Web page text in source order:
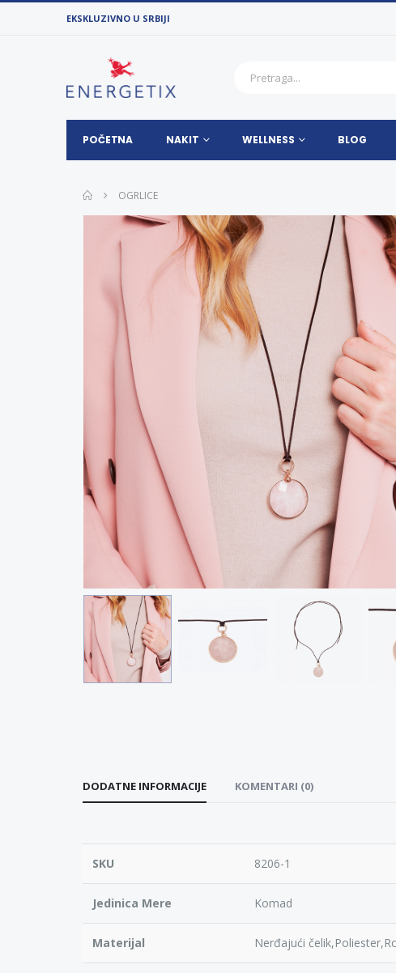
EKSKLUZIVNO U SRBIJI
POČETNA NAKIT WELLNESS BLOG
OGRLICE
DODATNE INFORMACIJE KOMENTARI (0)
SKU 8206-1
Jedinica Mere Komad
Materijal Nerđajući